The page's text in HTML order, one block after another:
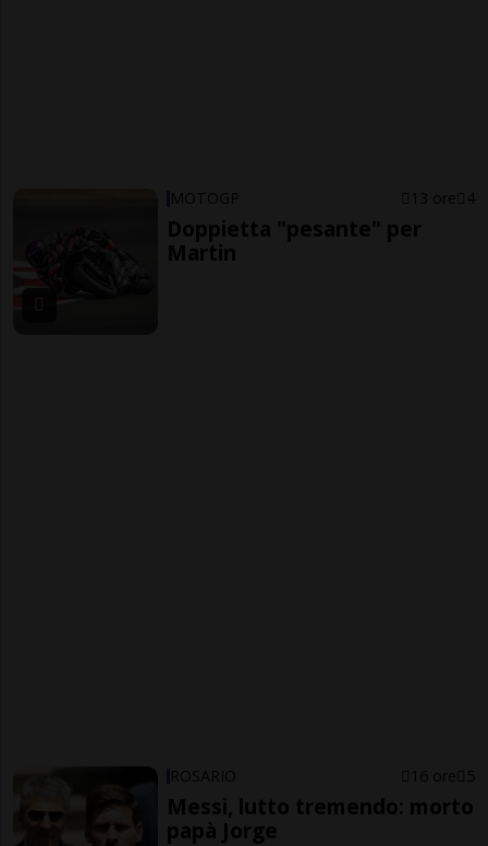
MOTOGP 13 ore 4
Doppietta "pesante" per
Martin
ROSARIO 16 ore 5
Messi, lutto tremendo: morto
papà Jorge